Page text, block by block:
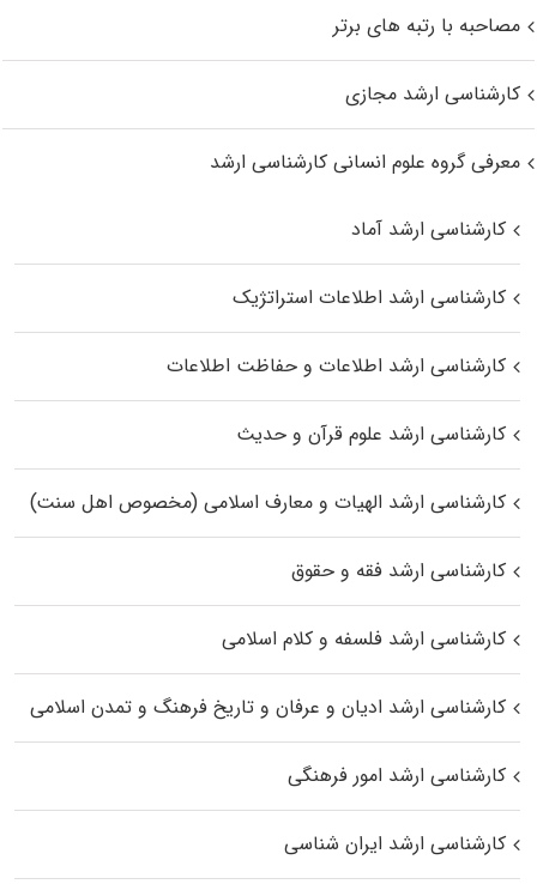
مصاحبه با رتبه های برتر
کارشناسی ارشد مجازی
معرفی گروه علوم انسانی کارشناسی ارشد
کارشناسی ارشد آماد
کارشناسی ارشد اطلاعات استراتژیک
کارشناسی ارشد اطلاعات و حفاظت اطلاعات
کارشناسی ارشد علوم قرآن و حدیث
کارشناسی ارشد الهیات و معارف اسلامی (مخصوص اهل سنت)
کارشناسی ارشد فقه و حقوق
کارشناسی ارشد فلسفه و کلام اسلامی
کارشناسی ارشد ادیان و عرفان و تاریخ فرهنگ و تمدن اسلامی
کارشناسی ارشد امور فرهنگی
کارشناسی ارشد ایران شناسی